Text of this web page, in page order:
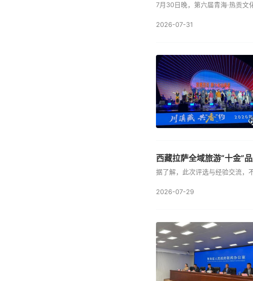
7月30日晚，第六届青海·热贡
2026-07-31
西藏拉萨全域旅游“十金”
据了解，此次评选与经验交流，
2026-07-29